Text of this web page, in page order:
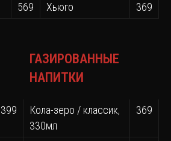
569 Хьюго 369
ГАЗИРОВАННЫЕ
НАПИТКИ
399
Кола-зеро / классик,
330мл
369